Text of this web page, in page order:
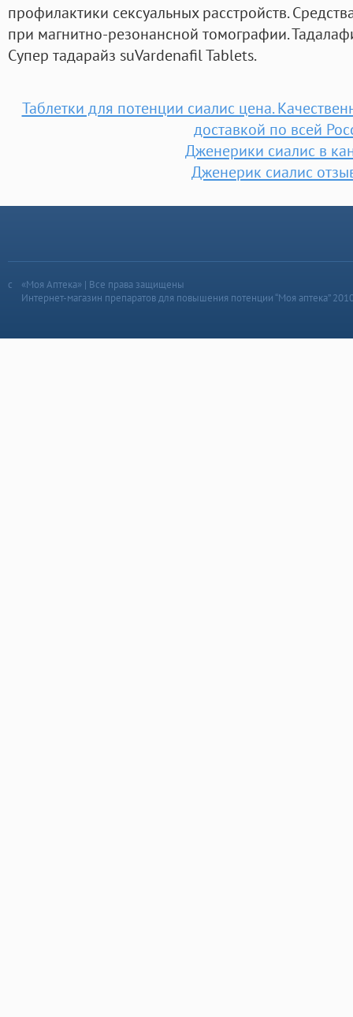
профилактики сексуальных расстройств.
при магнитно-резонансной томографии.
Супер тадарайз suVardenafil Tablets.
Таблетки для потенции сиалис цена.
доставкой по всей
Дженерики сиалис в
Дженерик сиалис
«Моя Аптека» | Все права защищены
Интернет-магазин препаратов для повышения потенции “Моя аптека”